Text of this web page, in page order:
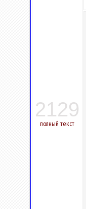
2129
полный текст